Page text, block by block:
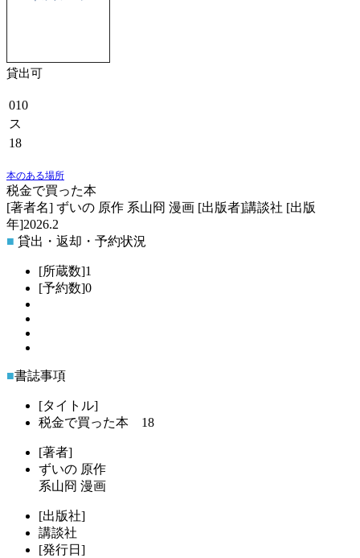
貸出可
010
ス
18
本のある場所
税金で買った本
[著者名] ずいの 原作 系山冏 漫画 [出版者]講談社 [出版
年]2026.2
■ 貸出・返却・予約状況
[所蔵数]1
[予約数]0
■書誌事項
[タイトル]
税金で買った本 18
[著者]
ずいの 原作
系山冏 漫画
[出版社]
講談社
[発行日]